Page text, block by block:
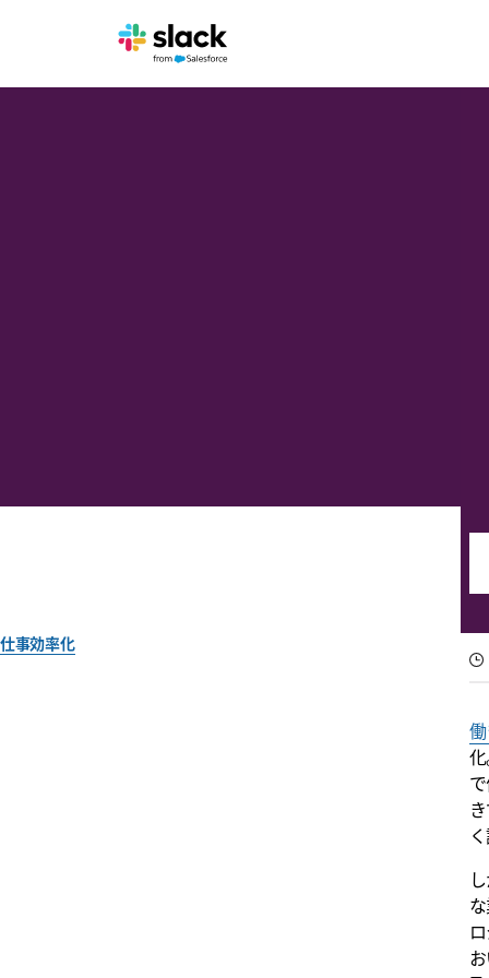
仕事効率化
手段を見直して業務
社内コミュニケーション、プロジェクト管理、定型タスク、